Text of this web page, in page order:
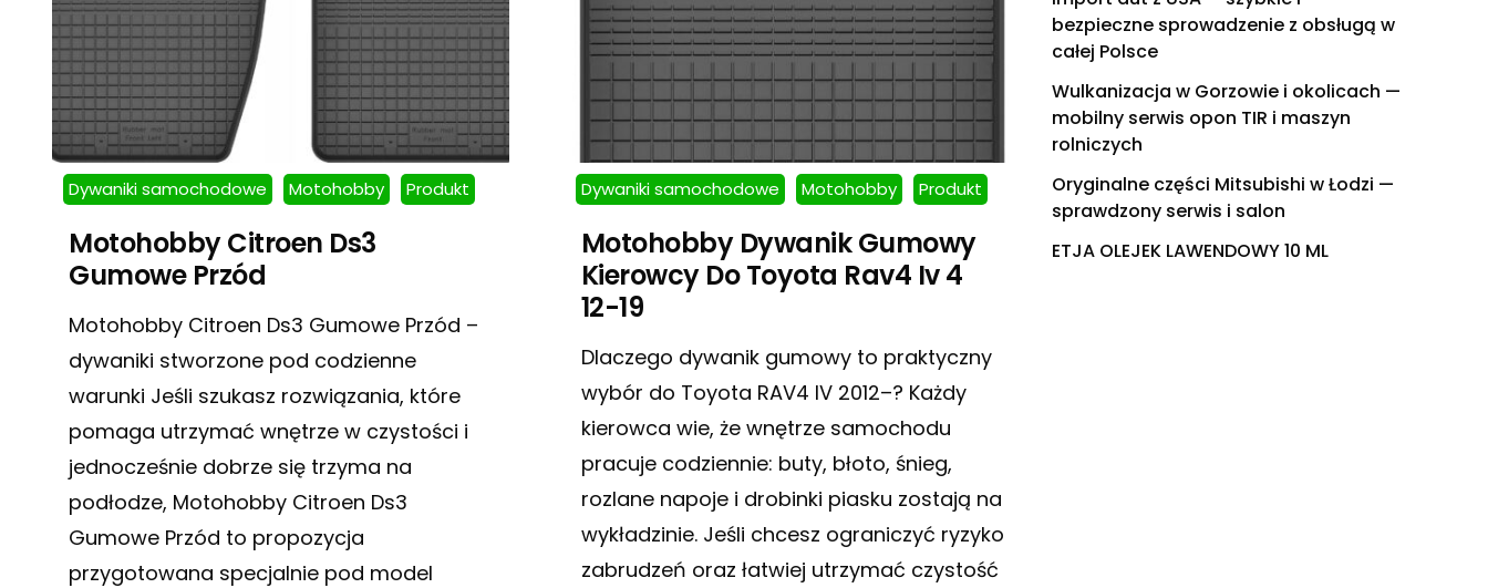
Dywaniki samochodowe Motohobby Produkt
Motohobby Citroen Ds3
Gumowe Przód
Motohobby Citroen Ds3 Gumowe Przód –
dywaniki stworzone pod codzienne
warunki Jeśli szukasz rozwiązania, które
pomaga utrzymać wnętrze w czystości i
jednocześnie dobrze się trzyma na
podłodze, Motohobby Citroen Ds3
Gumowe Przód to propozycja
przygotowana specjalnie pod model
Dywaniki samochodowe Motohobby Produkt
Motohobby Dywanik Gumowy
Kierowcy Do Toyota Rav4 Iv 4
12-19
Dlaczego dywanik gumowy to praktyczny
wybór do Toyota RAV4 IV 2012–? Każdy
kierowca wie, że wnętrze samochodu
pracuje codziennie: buty, błoto, śnieg,
rozlane napoje i drobinki piasku zostają na
wykładzinie. Jeśli chcesz ograniczyć ryzyko
zabrudzeń oraz łatwiej utrzymać czystość
bezpieczne sprowadzenie z obsługą w
całej Polsce
Wulkanizacja w Gorzowie i okolicach —
mobilny serwis opon TIR i maszyn
rolniczych
Oryginalne części Mitsubishi w Łodzi —
sprawdzony serwis i salon
ETJA OLEJEK LAWENDOWY 10 ML